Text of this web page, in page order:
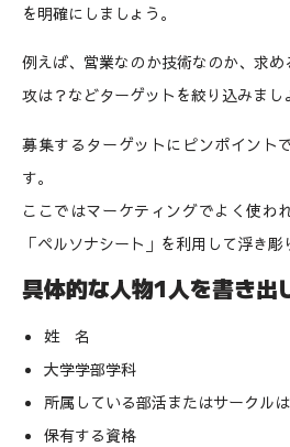
を明確にしましょう。
例えば、営業なのか技術なのか、求
攻は？などターゲットを絞り込みまし
募集するターゲットにピンポイント
す。
ここではマーケティングでよく使わ
「ペルソナシート」を利用して浮き彫
具体的な人物1人を書き出
姓 名
大学学部学科
所属している部活またはサークルは
保有する資格